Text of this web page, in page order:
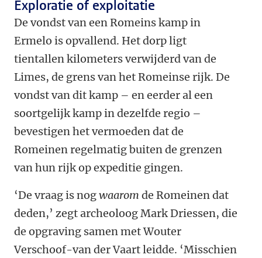
Exploratie of exploitatie
De vondst van een Romeins kamp in
Ermelo is opvallend. Het dorp ligt
tientallen kilometers verwijderd van de
Limes, de grens van het Romeinse rijk. De
vondst van dit kamp – en eerder al een
soortgelijk kamp in dezelfde regio –
bevestigen het vermoeden dat de
Romeinen regelmatig buiten de grenzen
van hun rijk op expeditie gingen.
‘De vraag is nogwaarom de Romeinen dat
deden,’ zegt archeoloog Mark Driessen, die
de opgraving samen met Wouter
Verschoof-van der Vaart leidde. ‘Misschien